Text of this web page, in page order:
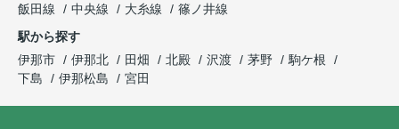
飯田線
中央線 大糸線
篠ノ井線
駅から探す
伊那市
伊那北 田畑 北殿 沢渡 茅野
駒ケ根
下島
伊那松島 宮田